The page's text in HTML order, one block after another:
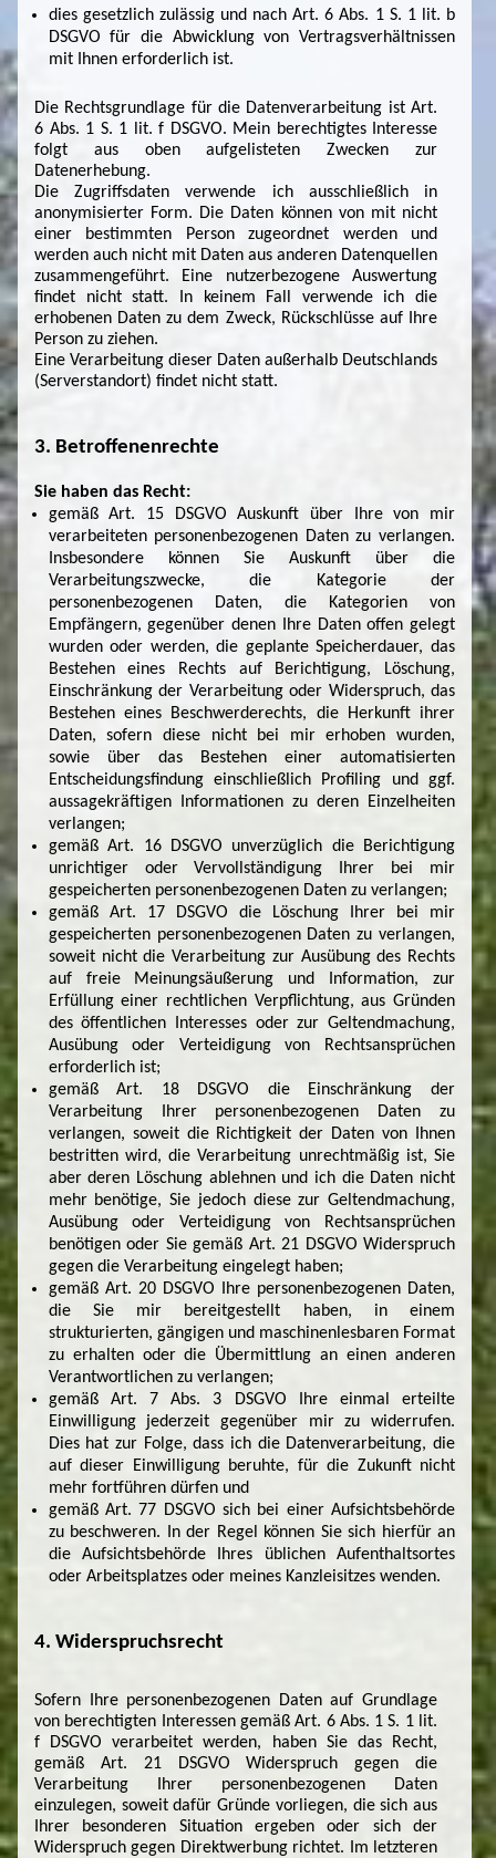
dies gesetzlich zulässig und nach Art. 6 Abs. 1 S. 1 lit. b
DSGVO für die Abwicklung von Vertragsverhältnissen
mit Ihnen erforderlich ist.
Die Rechtsgrundlage für die Datenverarbeitung ist Art.
6 Abs. 1 S. 1 lit. f DSGVO. Mein berechtigtes Interesse
folgt aus oben aufgelisteten Zwecken zur
Datenerhebung.
Die Zugriffsdaten verwende ich ausschließlich in
anonymisierter Form. Die Daten können von mit nicht
einer bestimmten Person zugeordnet werden und
werden auch nicht mit Daten aus anderen Datenquellen
zusammengeführt. Eine nutzerbezogene Auswertung
findet nicht statt. In keinem Fall verwende ich die
erhobenen Daten zu dem Zweck, Rückschlüsse auf Ihre
Person zu ziehen.
Eine Verarbeitung dieser Daten außerhalb Deutschlands
(Serverstandort) findet nicht statt.
3. Betroffenenrechte
Sie haben das Recht:
gemäß Art. 15 DSGVO Auskunft über Ihre von mir
verarbeiteten personenbezogenen Daten zu verlangen.
Insbesondere können Sie Auskunft über die
Verarbeitungszwecke, die Kategorie der
personenbezogenen Daten, die Kategorien von
Empfängern, gegenüber denen Ihre Daten offen gelegt
wurden oder werden, die geplante Speicherdauer, das
Bestehen eines Rechts auf Berichtigung, Löschung,
Einschränkung der Verarbeitung oder Widerspruch, das
Bestehen eines Beschwerderechts, die Herkunft ihrer
Daten, sofern diese nicht bei mir erhoben wurden,
sowie über das Bestehen einer automatisierten
Entscheidungsfindung einschließlich Profiling und ggf.
aussagekräftigen Informationen zu deren Einzelheiten
verlangen;
gemäß Art. 16 DSGVO unverzüglich die Berichtigung
unrichtiger oder Vervollständigung Ihrer bei mir
gespeicherten personenbezogenen Daten zu verlangen;
gemäß Art. 17 DSGVO die Löschung Ihrer bei mir
gespeicherten personenbezogenen Daten zu verlangen,
soweit nicht die Verarbeitung zur Ausübung des Rechts
auf freie Meinungsäußerung und Information, zur
Erfüllung einer rechtlichen Verpflichtung, aus Gründen
des öffentlichen Interesses oder zur Geltendmachung,
Ausübung oder Verteidigung von Rechtsansprüchen
erforderlich ist;
gemäß Art. 18 DSGVO die Einschränkung der
Verarbeitung Ihrer personenbezogenen Daten zu
verlangen, soweit die Richtigkeit der Daten von Ihnen
bestritten wird, die Verarbeitung unrechtmäßig ist, Sie
aber deren Löschung ablehnen und ich die Daten nicht
mehr benötige, Sie jedoch diese zur Geltendmachung,
Ausübung oder Verteidigung von Rechtsansprüchen
benötigen oder Sie gemäß Art. 21 DSGVO Widerspruch
gegen die Verarbeitung eingelegt haben;
gemäß Art. 20 DSGVO Ihre personenbezogenen Daten,
die Sie mir bereitgestellt haben, in einem
strukturierten, gängigen und maschinenlesbaren Format
zu erhalten oder die Übermittlung an einen anderen
Verantwortlichen zu verlangen;
gemäß Art. 7 Abs. 3 DSGVO Ihre einmal erteilte
Einwilligung jederzeit gegenüber mir zu widerrufen.
Dies hat zur Folge, dass ich die Datenverarbeitung, die
auf dieser Einwilligung beruhte, für die Zukunft nicht
mehr fortführen dürfen und
gemäß Art. 77 DSGVO sich bei einer Aufsichtsbehörde
zu beschweren. In der Regel können Sie sich hierfür an
die Aufsichtsbehörde Ihres üblichen Aufenthaltsortes
oder Arbeitsplatzes oder meines Kanzleisitzes wenden.
4. Widerspruchsrecht
Sofern Ihre personenbezogenen Daten auf Grundlage
von berechtigten Interessen gemäß Art. 6 Abs. 1 S. 1 lit.
f DSGVO verarbeitet werden, haben Sie das Recht,
gemäß Art. 21 DSGVO Widerspruch gegen die
Verarbeitung Ihrer personenbezogenen Daten
einzulegen, soweit dafür Gründe vorliegen, die sich aus
Ihrer besonderen Situation ergeben oder sich der
Widerspruch gegen Direktwerbung richtet. Im letzteren